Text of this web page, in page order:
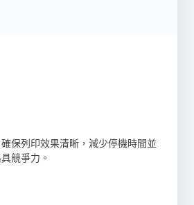
保列印效果清晰，減少停機時間並
競爭力。